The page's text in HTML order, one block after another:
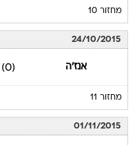
מחזור 10
24/10/2015
אנז'ה (0)
מחזור 11
01/11/2015